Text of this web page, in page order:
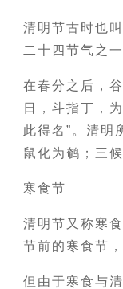
清明节古时也
二十四节气之一
在春分之后，
日，斗指丁，
此得名”。清明
鼠化为鹌；三
寒食节
清明节又称寒
节前的寒食节，
但由于寒食与